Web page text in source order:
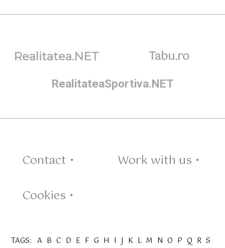
Realitatea.NET Tabu.ro
RealitateaSportiva.NET
Contact •
Work with us •
Cookies •
TAGS: A B C D E F G H I J K L M N O P Q R S